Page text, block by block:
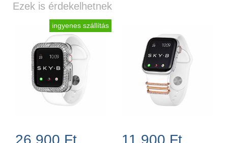
Ezek is érdekelhetnek
ingyenes szállítás